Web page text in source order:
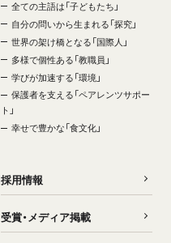
全ての主語は「子どもたち」
自分の問いから生まれる「探究」
世界の架け橋となる「国際人」
多様で個性ある「教職員」
学びが加速する「環境」
保護者を支える「ペアレンツサポー
ト」
幸せで豊かな「食文化」
採用情報
受賞・メディア掲載